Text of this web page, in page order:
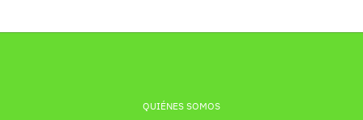
QUIÉNES SOMOS